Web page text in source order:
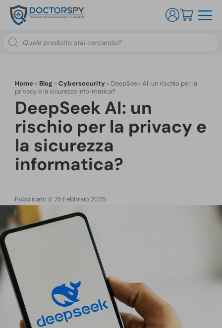
Ricerca
prodotti
Home » Blog » Cybersecurity » DeepSeek AI: un rischio per la
privacy e la sicurezza informatica?
DeepSeek AI: un
rischio per la privacy e
la sicurezza
informatica?
Pubblicato il: 25 Febbraio 2025